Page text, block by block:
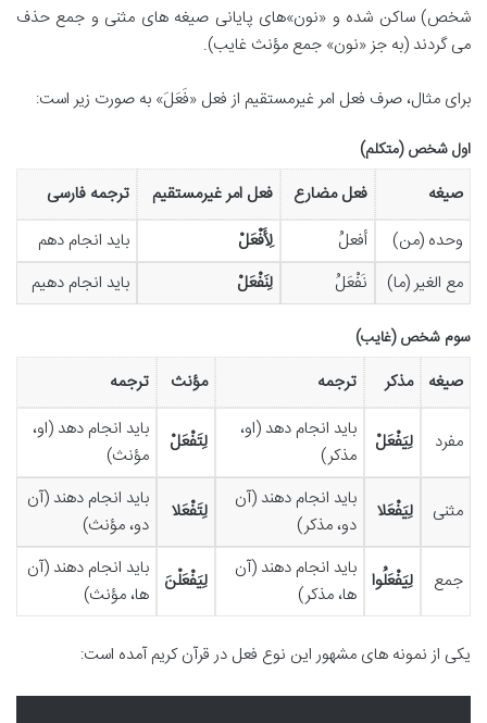
شخص) ساکن شده و «نون»های پایانی صیغه های مثنی و جمع حذف
می گردند (به جز «نون» جمع مؤنث غایب).
برای مثال، صرف فعل امر غیرمستقیم از فعل «فَعَلَ» به صورت زیر است:
اول شخص (متکلم)
صیغه فعل مضارع فعل امر غیرمستقیم
ترجمه فارسی
وحده (من)
أفعلُ لِأَفْعَلْ
باید انجام دهم
مع الغیر (ما)
نَفْعَلُ لِنَفْعَلْ باید انجام دهیم
سوم شخص (غایب)
صیغه مذکر ترجمه مؤنث ترجمه
مفرد لِيَفْعَلْ
باید انجام دهد (او،
مذکر)
لِتَفْعَلْ
باید انجام دهد (او،
مؤنث)
مثنی لِيَفْعَلا
باید انجام دهند (آن
دو، مذکر)
لِتَفْعَلا
باید انجام دهند (آن
دو، مؤنث)
جمع لِيَفْعَلُوا باید انجام دهند (آن
ها، مذکر)
لِيَفْعَلْنَ باید انجام دهند (آن
ها، مؤنث)
یکی از نمونه های مشهور این نوع فعل در قرآن کریم آمده است: